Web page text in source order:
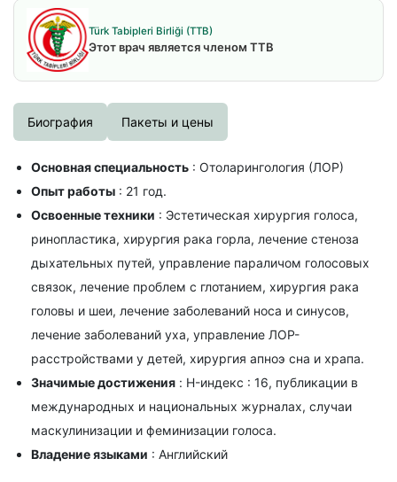
Türk Tabipleri Birliği (TTB)
Этот врач является членом TTB
Биография Пакеты и цены
Основная специальность : Отоларингология (ЛОР)
Опыт работы : 21 год.
Освоенные техники : Эстетическая хирургия голоса,
ринопластика, хирургия рака горла, лечение стеноза
дыхательных путей, управление параличом голосовых
связок, лечение проблем с глотанием, хирургия рака
головы и шеи, лечение заболеваний носа и синусов,
лечение заболеваний уха, управление ЛОР-
расстройствами у детей, хирургия апноэ сна и храпа.
Значимые достижения : H-индекс : 16, публикации в
международных и национальных журналах, случаи
маскулинизации и феминизации голоса.
Владение языками : Английский